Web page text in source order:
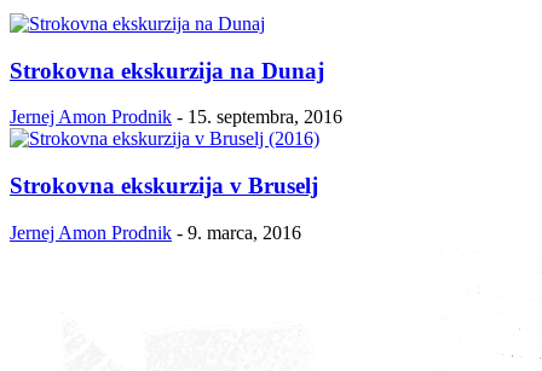
Strokovna ekskurzija na Dunaj
Jernej Amon Prodnik - 15. septembra, 2016
Strokovna ekskurzija v Bruselj
Jernej Amon Prodnik - 9. marca, 2016